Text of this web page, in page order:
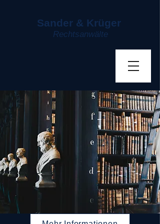
Sander & Krüger
Rechtsanwälte